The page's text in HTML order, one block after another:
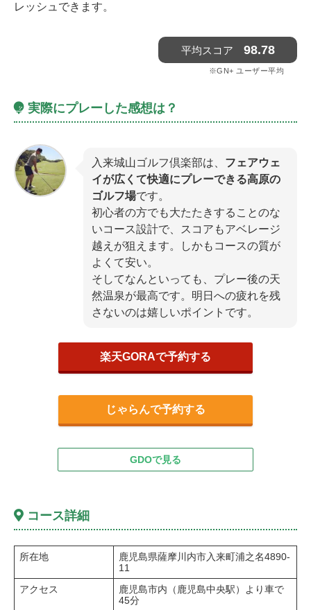
レッシュできます。
98.78
実際にプレーした感想は？
入来城山ゴルフ倶楽部は、 フェアウェ
イが広くて快適にプレーできる高原の
ゴルフ場です。
初心者の方でも大たたきすることのな
いコース設計で、スコアもアベレージ
越えが狙えます。しかもコースの質が
よくて安い。
そしてなんといっても、プレー後の天
然温泉が最高です。明日への疲れを残
さないのは嬉しいポイントです。
楽天GORAで予約する
じゃらんで予約する
GDOで見る
コース詳細
所在地
鹿児島県薩摩川内市入来町浦之名4890-
11
アクセス
鹿児島市内（鹿児島中央駅）より車で
45分